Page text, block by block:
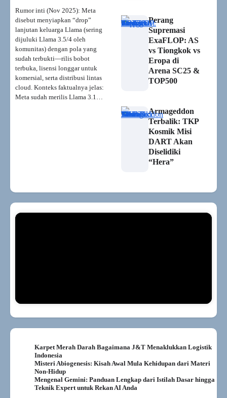
Rumor inti (Nov 2025): Meta
disebut menyiapkan “drop”
lanjutan keluarga Llama (sering
dijuluki Llama 3.5/4 oleh
komunitas) dengan pola yang
sudah terbukti—rilis bobot
terbuka, lisensi longgar untuk
komersial, serta distribusi lintas
cloud. Konteks faktualnya jelas:
Meta sudah merilis Llama 3.1…
Perang
Supremasi
ExaFLOP: AS
vs Tiongkok vs
Eropa di
Arena SC25 &
TOP500
Armageddon
Terbalik: TKP
Kosmik Misi
DART Akan
Diselidiki
“Hera”
Karpet Merah Darah Bagaimana J&T Menaklukkan Logistik
Indonesia
Misteri Abiogenesis: Kisah Awal Mula Kehidupan dari Materi
Non-Hidup
Mengenal Gemini: Panduan Lengkap dari Istilah Dasar hingga
Teknik Expert untuk Rekan AI Anda